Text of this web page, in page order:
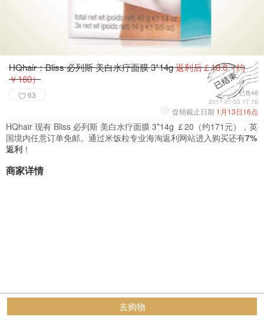
HQhair：Bliss 必列斯 美白水疗面膜 3*14g返利后￡18.6（约
￥160）
63
已售46
2017-01-03 17:16
促销截止日期 1月13日16点
HQhair 现有 Bliss 必列斯 美白水疗面膜 3*14g ￡20（约171元），英
国境内任意订单免邮。通过米饭粒专业海淘返利网站进入购买还有7%
返利 ！
商家详情
去购物